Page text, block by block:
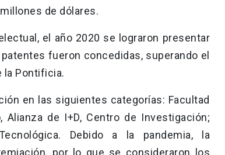
de dólares.
el año 2020 se lograron presentar
fueron concedidas, superando el
la Pontificia.
en las siguientes categorías: Facultad
de I+D, Centro de Investigación;
Debido a la pandemia, la
por lo que se consideraron los